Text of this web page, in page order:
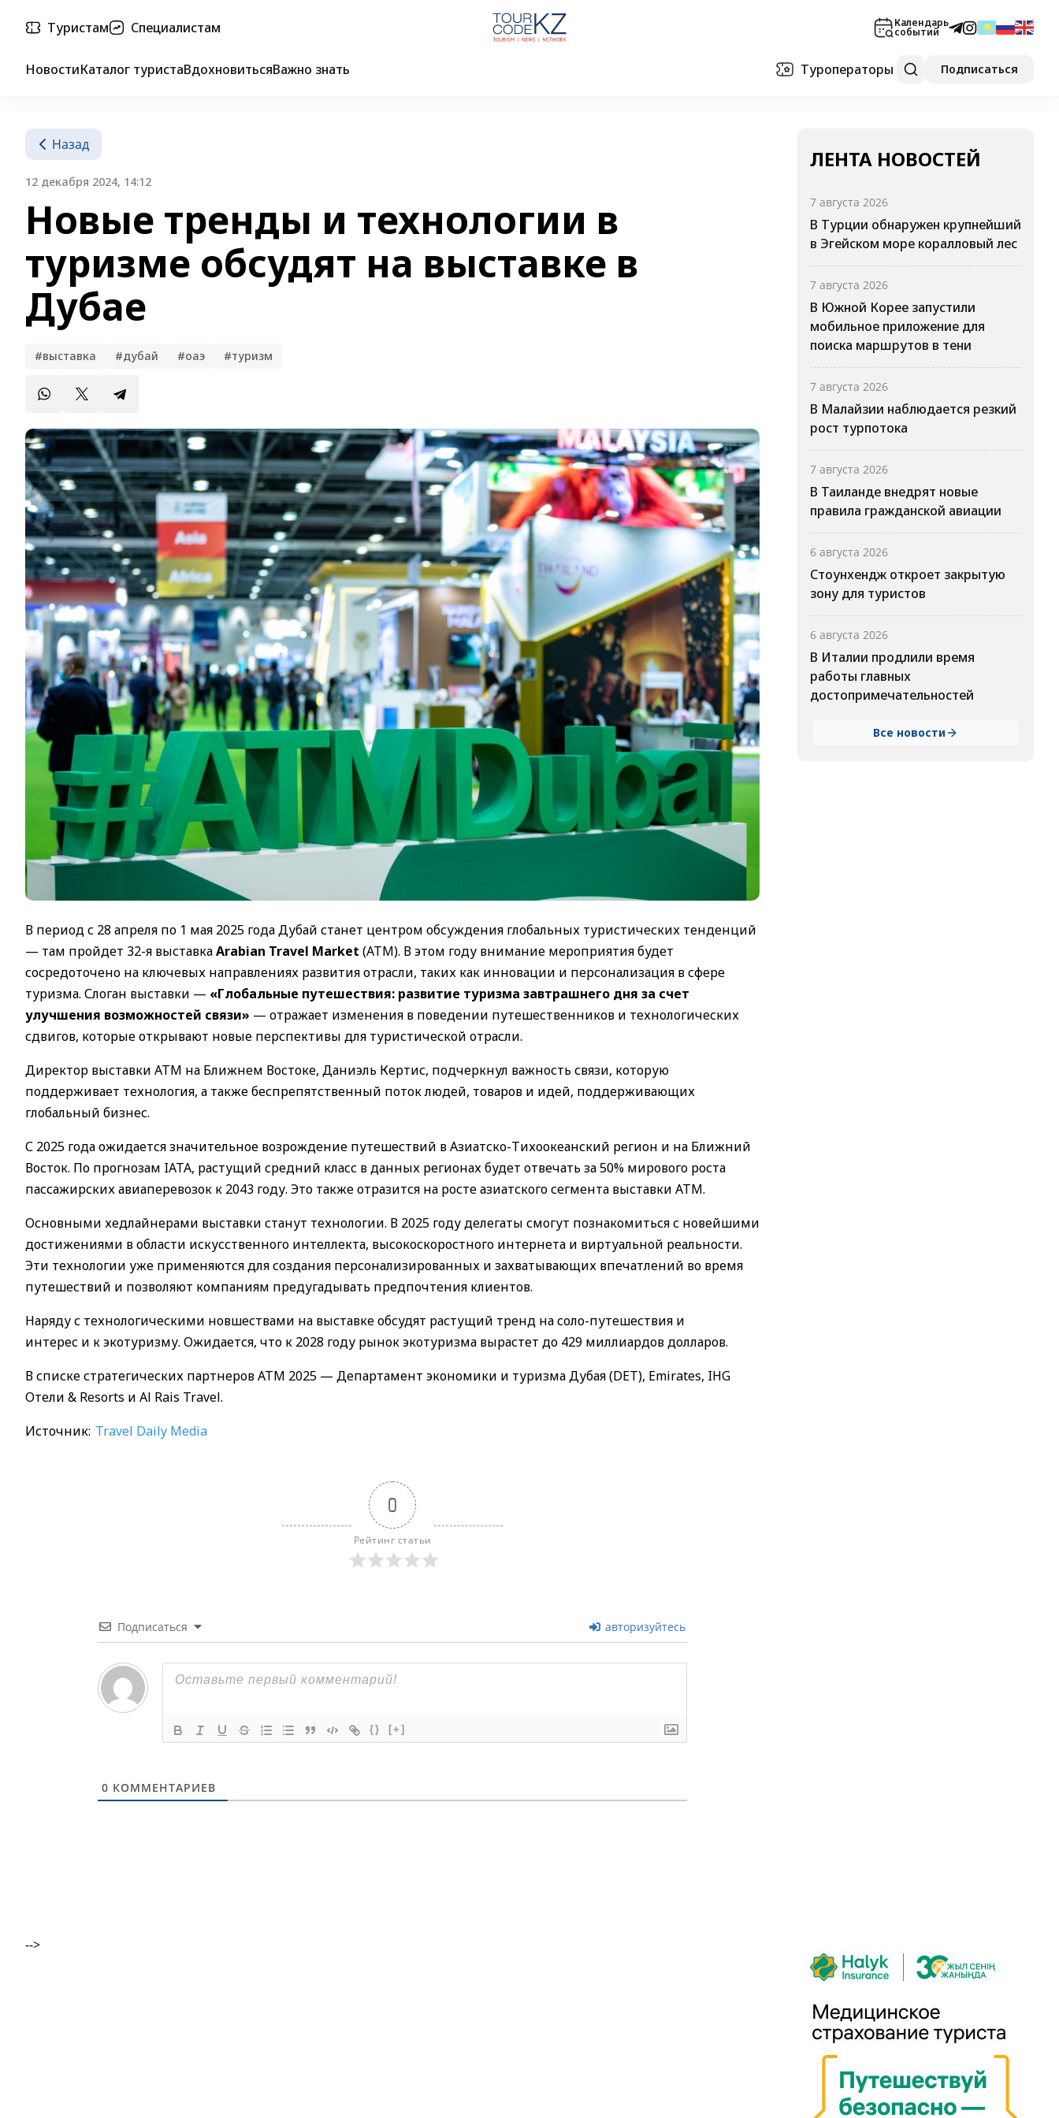
Туристам Специалистам Календарь
событий
НовостиКаталог туристаВдохновитьсяВажно знать Туроператоры Подписаться
Назад
12 декабря 2024, 14:12
Новые тренды и технологии в
туризме обсудят на выставке в
Дубае
#выставка #дубай #оаэ #туризм
В период с 28 апреля по 1 мая 2025 года Дубай станет центром обсуждения глобальных туристических тенденций
— там пройдет 32-я выставкаArabian Travel Market (ATM). В этом году внимание мероприятия будет
сосредоточено на ключевых направлениях развития отрасли, таких как инновации и персонализация в сфере
туризма. Слоган выставки — «Глобальные путешествия: развитие туризма завтрашнего дня за счет
улучшения возможностей связи» — отражает изменения в поведении путешественников и технологических
сдвигов, которые открывают новые перспективы для туристической отрасли.
Директор выставки ATM на Ближнем Востоке, Даниэль Кертис, подчеркнул важность связи, которую
поддерживает технология, а также беспрепятственный поток людей, товаров и идей, поддерживающих
глобальный бизнес.
С 2025 года ожидается значительное возрождение путешествий в Азиатско-Тихоокеанский регион и на Ближний
Восток. По прогнозам IATA, растущий средний класс в данных регионах будет отвечать за 50% мирового роста
пассажирских авиаперевозок к 2043 году. Это также отразится на росте азиатского сегмента выставки ATM.
Основными хедлайнерами выставки станут технологии. В 2025 году делегаты смогут познакомиться с новейшими
достижениями в области искусственного интеллекта, высокоскоростного интернета и виртуальной реальности.
Эти технологии уже применяются для создания персонализированных и захватывающих впечатлений во время
путешествий и позволяют компаниям предугадывать предпочтения клиентов.
Наряду с технологическими новшествами на выставке обсудят растущий тренд на соло-путешествия и
интерес и к экотуризму. Ожидается, что к 2028 году рынок экотуризма вырастет до 429 миллиардов долларов.
В списке стратегических партнеров ATM 2025 — Департамент экономики и туризма Дубая (DET), Emirates, IHG
Отели & Resorts и Al Rais Travel.
Источник: Travel Daily Media
0
Рейтинг статьи
Подписаться авторизуйтесь
{} [+]
0 КОММЕНТАРИЕВ
ЛЕНТА НОВОСТЕЙ
7 августа 2026
В Турции обнаружен крупнейший
в Эгейском море коралловый лес
7 августа 2026
В Южной Корее запустили
мобильное приложение для
поиска маршрутов в тени
7 августа 2026
В Малайзии наблюдается резкий
рост турпотока
7 августа 2026
В Таиланде внедрят новые
правила гражданской авиации
6 августа 2026
Стоунхендж откроет закрытую
зону для туристов
6 августа 2026
В Италии продлили время
работы главных
достопримечательностей
Все новости
-->